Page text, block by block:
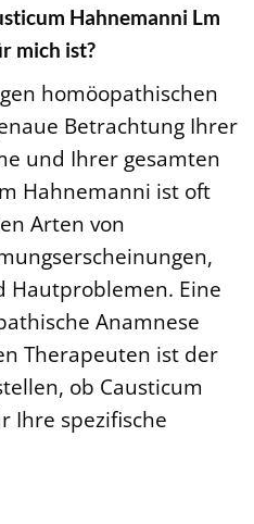
Hahnemanni Lm
mich ist?
homöopathischen
Betrachtung Ihrer
und Ihrer gesamten
Hahnemanni ist oft
Arten von
Hautproblemen. Eine
Anamnese
Therapeuten ist der
ob Causticum
Ihre spezifische